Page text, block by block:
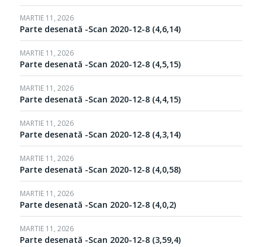
MARTIE 11, 2026
Parte desenată -Scan 2020-12-8 (4,6,14)
MARTIE 11, 2026
Parte desenată -Scan 2020-12-8 (4,5,15)
MARTIE 11, 2026
Parte desenată -Scan 2020-12-8 (4,4,15)
MARTIE 11, 2026
Parte desenată -Scan 2020-12-8 (4,3,14)
MARTIE 11, 2026
Parte desenată -Scan 2020-12-8 (4,0,58)
MARTIE 11, 2026
Parte desenată -Scan 2020-12-8 (4,0,2)
MARTIE 11, 2026
Parte desenată -Scan 2020-12-8 (3,59,4)